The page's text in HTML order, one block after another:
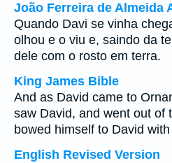
João Ferreira de Almeida
Quando Davi se vinha
olhou e o viu e, saindo da
dele com o rosto em terra.
King James Bible
And as David came to
saw David, and went out of
bowed himself to David with
English Revised Version